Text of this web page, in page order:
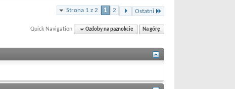
Strona 1 z 2 1 2 Ostatni
Quick Navigation Ozdoby na paznokcie Na górę